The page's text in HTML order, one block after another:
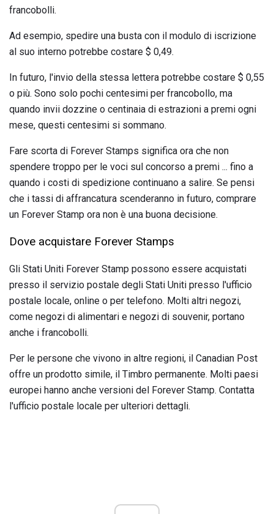
francobolli.
Ad esempio, spedire una busta con il modulo di iscrizione
al suo interno potrebbe costare $ 0,49.
In futuro, l'invio della stessa lettera potrebbe costare $ 0,55
o più. Sono solo pochi centesimi per francobollo, ma
quando invii dozzine o centinaia di estrazioni a premi ogni
mese, questi centesimi si sommano.
Fare scorta di Forever Stamps significa ora che non
spendere troppo per le voci sul concorso a premi ... fino a
quando i costi di spedizione continuano a salire. Se pensi
che i tassi di affrancatura scenderanno in futuro, comprare
un Forever Stamp ora non è una buona decisione.
Dove acquistare Forever Stamps
Gli Stati Uniti Forever Stamp possono essere acquistati
presso il servizio postale degli Stati Uniti presso l'ufficio
postale locale, online o per telefono. Molti altri negozi,
come negozi di alimentari e negozi di souvenir, portano
anche i francobolli.
Per le persone che vivono in altre regioni, il Canadian Post
offre un prodotto simile, il Timbro permanente. Molti paesi
europei hanno anche versioni del Forever Stamp. Contatta
l'ufficio postale locale per ulteriori dettagli.